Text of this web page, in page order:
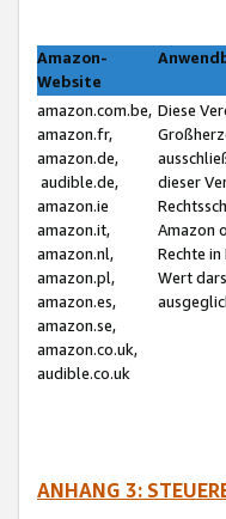
Amazon-
Website
amazon.com.be,
amazon.fr,
amazon.de,
audible.de,
amazon.ie
amazon.it,
amazon.nl,
amazon.pl,
amazon.es,
amazon.se,
amazon.co.uk,
audible.co.uk
Diese
dieser
Amazon
Rechte
Wert
ANHANG 3: